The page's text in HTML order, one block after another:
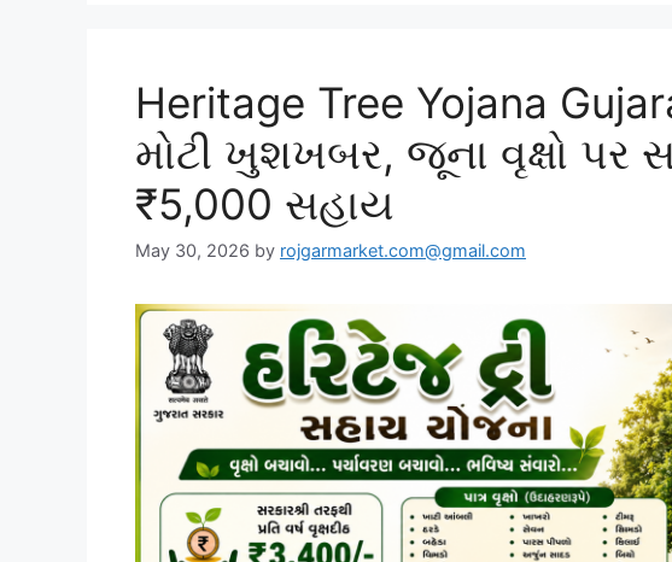
Heritage Tree Yojana
મોટી ખુશખબર, જૂના વૃક્ષો પર
₹5,000 સહાય
May 30, 2026 by rojgarmarket.com@gmail.com